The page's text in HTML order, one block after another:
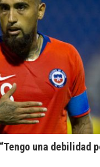
una debilidad